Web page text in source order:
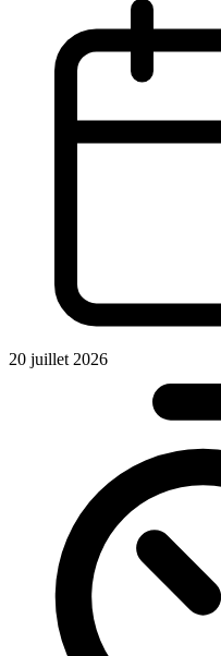
20 juillet 2026